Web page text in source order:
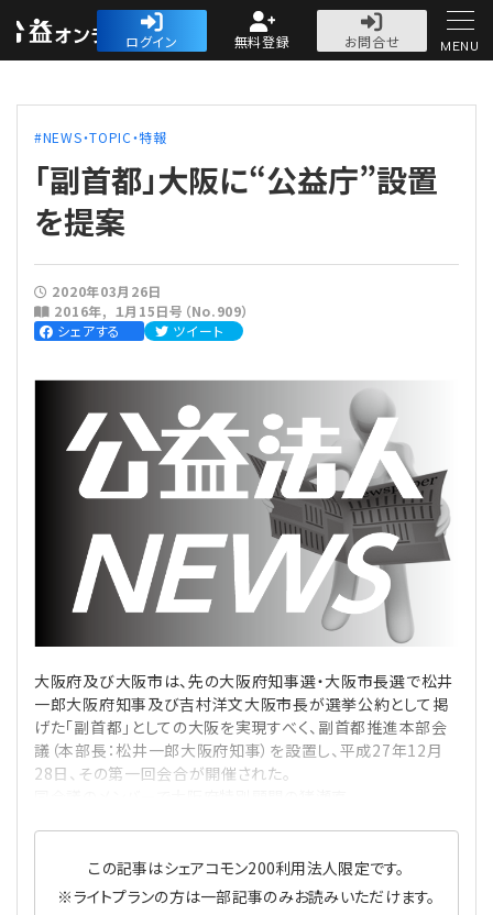
公益・一般法人オ
ログイン 無料登録
お問合せ
人気記事
法人運営
法人運営
理事会
評議員会・社員総会
理事・監事
評議員
定款関連
法改正-法人運営
会計・税務
会計・税務
定期提出書類
会計処理
寄附
インボイス
電子帳簿保存法
労務管理
給与計算
利益相反取引
法改正-法務
経営
IT
論壇
カレンダー
NEWS・TOPIC・特報
【連載】オピニオンリーダーのnote
【連載】これからの時代の資産運用
【連載】採用・定着・育成のための人事戦略
【連載】事例に学ぶ立入検査で想定される指摘事項
【連載】シェアコモン200インタビュー
公益・一般法人オンラインとは
登録案内
専門誌一覧
MENU
NEWS・TOPIC・特報
｢副首都」大阪に“公益庁”設置
を提案
2020年03月26日
2016年
１月15日号（No.909）
シェアする
ツイート
大阪府及び大阪市は、先の大阪府知事選・大阪市長選で松井
一郎大阪府知事及び吉村洋文大阪市長が選挙公約として掲
げた「副首都」としての大阪を実現すべく、副首都推進本部会
議（本部長：松井一郎大阪府知事）を設置し、平成27年12月
28日、その第一回会合が開催された。
この記事はシェアコモン200利用法人限定です。
※ライトプランの方は一部記事のみお読みいただけます。